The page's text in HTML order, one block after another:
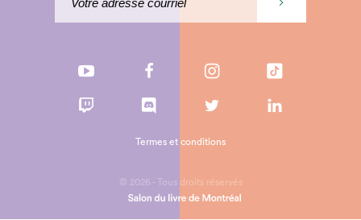
© 2026 - Tous droits réservés
Termes et conditions